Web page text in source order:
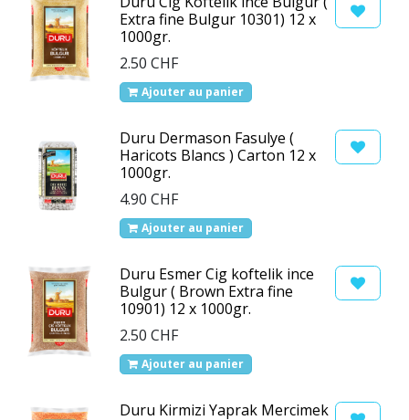
Extra fine Bulgur 10301) 12 x
1000gr.
2.50 CHF
Ajouter au panier
Duru Dermason Fasulye (
Haricots Blancs ) Carton 12 x
1000gr.
4.90 CHF
Ajouter au panier
Duru Esmer Cig koftelik ince
Bulgur ( Brown Extra fine
10901) 12 x 1000gr.
2.50 CHF
Ajouter au panier
Duru Kirmizi Yaprak Mercimek